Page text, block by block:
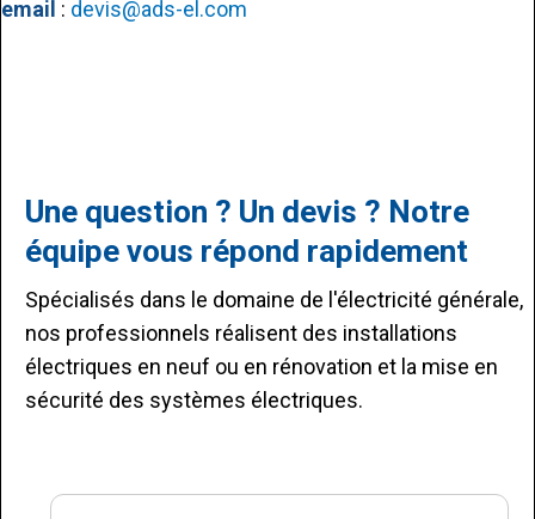
email : devis@ads-el.com
Une question ? Un devis ? Notre
équipe vous répond rapidement
Spécialisés dans le domaine de l'électricité générale,
nos professionnels réalisent des installations
électriques en neuf ou en rénovation et la mise en
sécurité des systèmes électriques.